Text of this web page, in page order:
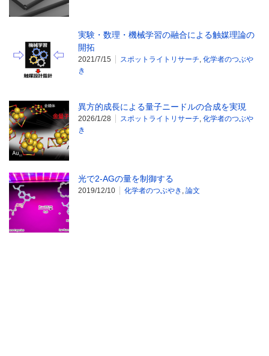
実験・数理・機械学習の融合による触媒理論の
開拓
2021/7/15 スポットライトリサーチ, 化学者のつぶや
き
異方的成長による量子ニードルの合成を実現
2026/1/28 スポットライトリサーチ, 化学者のつぶや
き
光で2-AGの量を制御する
2019/12/10 化学者のつぶやき , 論文